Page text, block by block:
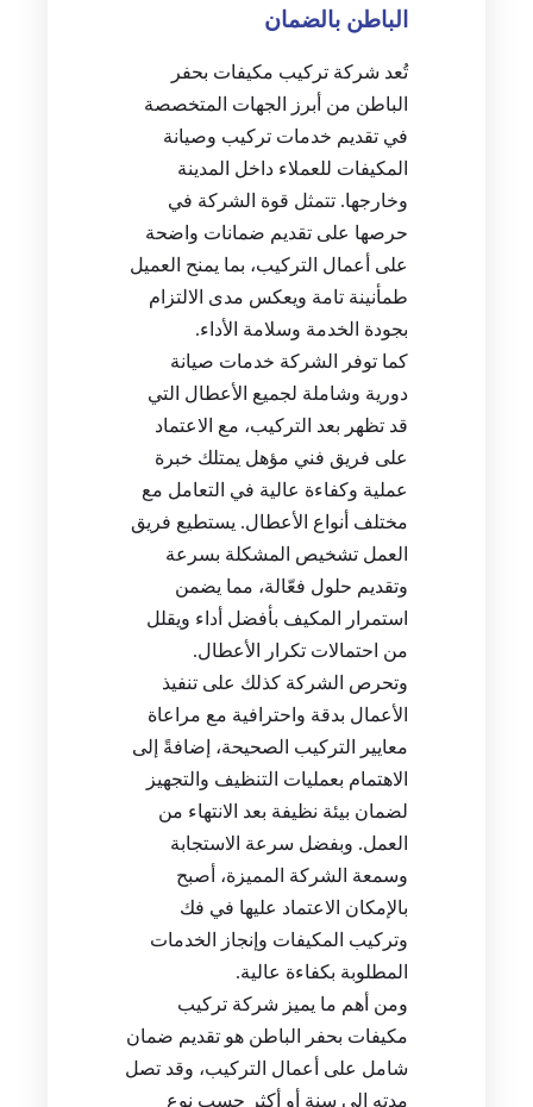
الباطن بالضمان
تُعد شركة تركيب مكيفات بحفر
الباطن من أبرز الجهات المتخصصة
في تقديم خدمات تركيب وصيانة
المكيفات للعملاء داخل المدينة
وخارجها. تتمثل قوة الشركة في
حرصها على تقديم ضمانات واضحة
على أعمال التركيب، بما يمنح العميل
طمأنينة تامة ويعكس مدى الالتزام
بجودة الخدمة وسلامة الأداء.
كما توفر الشركة خدمات صيانة
دورية وشاملة لجميع الأعطال التي
قد تظهر بعد التركيب، مع الاعتماد
على فريق فني مؤهل يمتلك خبرة
عملية وكفاءة عالية في التعامل مع
مختلف أنواع الأعطال. يستطيع فريق
العمل تشخيص المشكلة بسرعة
وتقديم حلول فعّالة، مما يضمن
استمرار المكيف بأفضل أداء ويقلل
من احتمالات تكرار الأعطال.
وتحرص الشركة كذلك على تنفيذ
الأعمال بدقة واحترافية مع مراعاة
معايير التركيب الصحيحة، إضافةً إلى
الاهتمام بعمليات التنظيف والتجهيز
لضمان بيئة نظيفة بعد الانتهاء من
العمل. وبفضل سرعة الاستجابة
وسمعة الشركة المميزة، أصبح
بالإمكان الاعتماد عليها في فك
وتركيب المكيفات وإنجاز الخدمات
المطلوبة بكفاءة عالية.
ومن أهم ما يميز شركة تركيب
مكيفات بحفر الباطن هو تقديم ضمان
شامل على أعمال التركيب، وقد تصل
مدته إلى سنة أو أكثر حسب نوع